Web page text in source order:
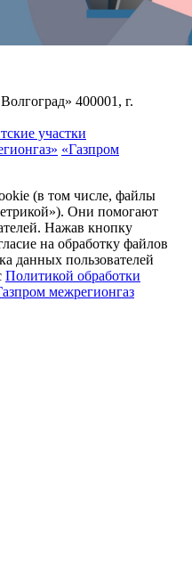
400001, г.
участки
«Газпром
(в том числе, файлы
Они помогают
Нажав кнопку
на обработку файлов
данных пользователей
Политикой обработки
межрегионгаз